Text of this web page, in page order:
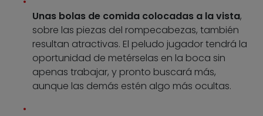
Unas bolas de comida colocadas a la vista,
sobre las piezas del rompecabezas, también
resultan atractivas. El peludo jugador tendrá la
oportunidad de metérselas en la boca sin
apenas trabajar, y pronto buscará más,
aunque las demás estén algo más ocultas.